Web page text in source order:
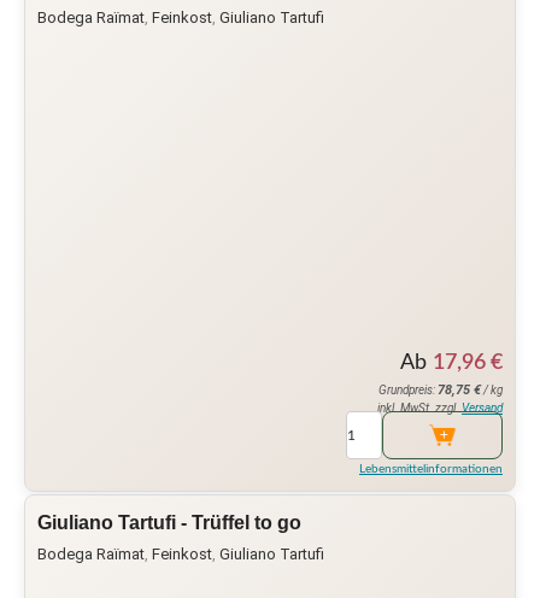
Bodega Raïmat, Feinkost, Giuliano Tartufi
Ab 17,96 €
Grundpreis: 78,75 €/ kg
inkl. MwSt. zzgl. Versand
Lebensmittelinformationen
Giuliano Tartufi - Trüffel to go
Bodega Raïmat, Feinkost, Giuliano Tartufi